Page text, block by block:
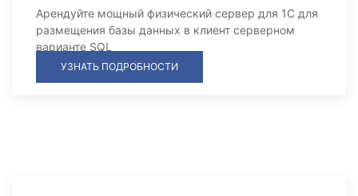
Арендуйте мощный физический сервер для 1С для
размещения базы данных в клиент серверном
варианте SQL
УЗНАТЬ ПОДРОБНОСТИ